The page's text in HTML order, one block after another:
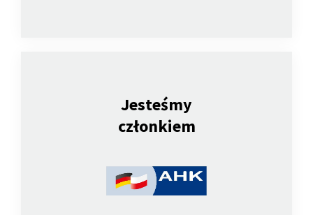
Jesteśmy
członkiem